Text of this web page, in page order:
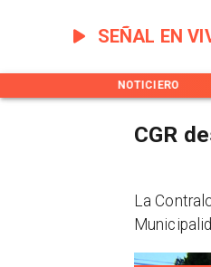
SEÑAL EN
NOTICIERO
CGR
La